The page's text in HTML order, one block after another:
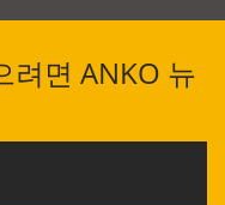
려면 ANKO 뉴